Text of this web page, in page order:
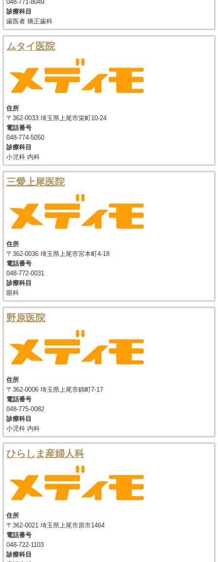
048-771-8049
診療科目
歯医者 矯正歯科
ムタイ医院
住所
〒362-0033 埼玉県上尾市栄町10-24
電話番号
048-774-5050
診療科目
小児科 内科
三愛上尾医院
住所
〒362-0036 埼玉県上尾市宮本町4-18
電話番号
048-772-0031
診療科目
眼科
野原医院
住所
〒362-0006 埼玉県上尾市錦町7-17
電話番号
048-775-0082
診療科目
小児科 内科
ひらしま産婦人科
住所
〒362-0021 埼玉県上尾市原市1464
電話番号
048-722-1103
診療科目